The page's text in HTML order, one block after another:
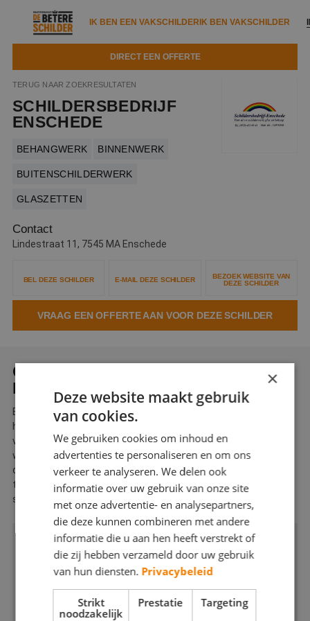
IK BEN EEN VAKSCHILDERIK BEN VAKSCHILDER
DIRECT EEN OFFERTE
IK BEN EEN VAKSCHILDER
Documenten
Kennisbank
Trainingen
Partners
IK ZOEK EEN VAKSCHILDERVAKSCHILDER ZOEKEN
Zoeken naar een schilder
Tips
Service
Binnenschilderwerk
DIRECT EEN OFFERTE
Over ons
Nieuws & blog
Magazines
TERUG NAAR ZOEKRESULTATEN
SCHILDERSBEDRIJF
ENSCHEDE
BEHANGWERK BINNENWERK
BUITENSCHILDERWERK
GLASZETTEN
Contact
Lindestraat 11, 7545 MA Enschede
BEL DEZE SCHILDER E-MAIL DEZE SCHILDER
BEZOEK WEBSITE VAN
DEZE SCHILDER
VRAAG EEN OFFERTE AAN VOOR DEZE SCHILDER
OVER SCHILDERSBEDRIJF
ENSCHEDE
Een eigen huis, een plek onder de zon! Heel mooi, maar het wil
helaas ook nog wel eens regenen, hagelen en sneeuwen of
vriezen en dooien in Nederland. Deze wisselende
weersomstandigheden betekenen telkens weer een aanslag op
de conditie van uw huis. Daar kunt u zich natuurlijk effectief
tegen wapenen. Zeker als u de vakmensen van een bekend
schildersbedrijf inschakelt, zoals Schildersbedrijf Enschede.
×
Deze website maakt gebruik
van cookies.
We gebruiken cookies om inhoud en
advertenties te personaliseren en om ons
verkeer te analyseren. We delen ook
informatie over uw gebruik van onze site
met onze advertentie- en analysepartners,
die deze kunnen combineren met andere
informatie die u aan hen heeft verstrekt of
die zij hebben verzameld door uw gebruik
van hun diensten. Privacybeleid
Strikt
noodzakelijk
Prestatie Targeting